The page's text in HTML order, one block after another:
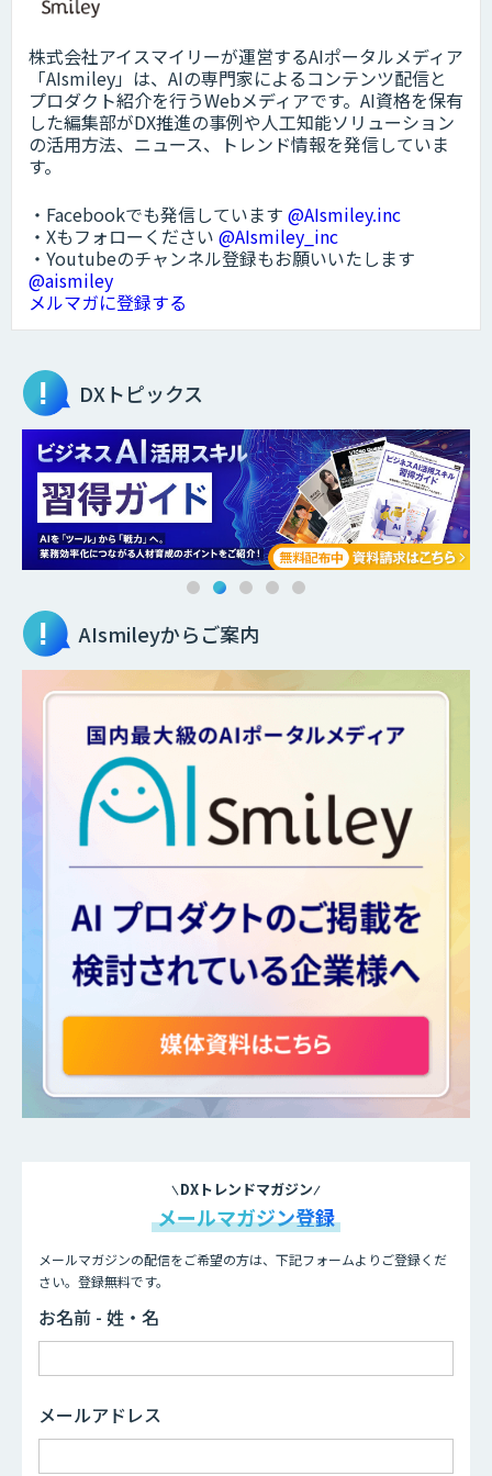
株式会社アイスマイリーが運営するAIポータルメディア
「AIsmiley」は、AIの専門家によるコンテンツ配信と
プロダクト紹介を行うWebメディアです。AI資格を保有
した編集部がDX推進の事例や人工知能ソリューション
の活用方法、ニュース、トレンド情報を発信していま
す。
・Facebookでも発信しています @AIsmiley.inc
・Xもフォローください @AIsmiley_inc
・Youtubeのチャンネル登録もお願いいたします
@aismiley
メルマガに登録する
DXトピックス
AIsmileyからご案内
DXトレンドマガジン
メールマガジン登録
メールマガジンの配信をご希望の方は、下記フォームよりご登録くだ
さい。登録無料です。
お名前 - 姓・名
メールアドレス